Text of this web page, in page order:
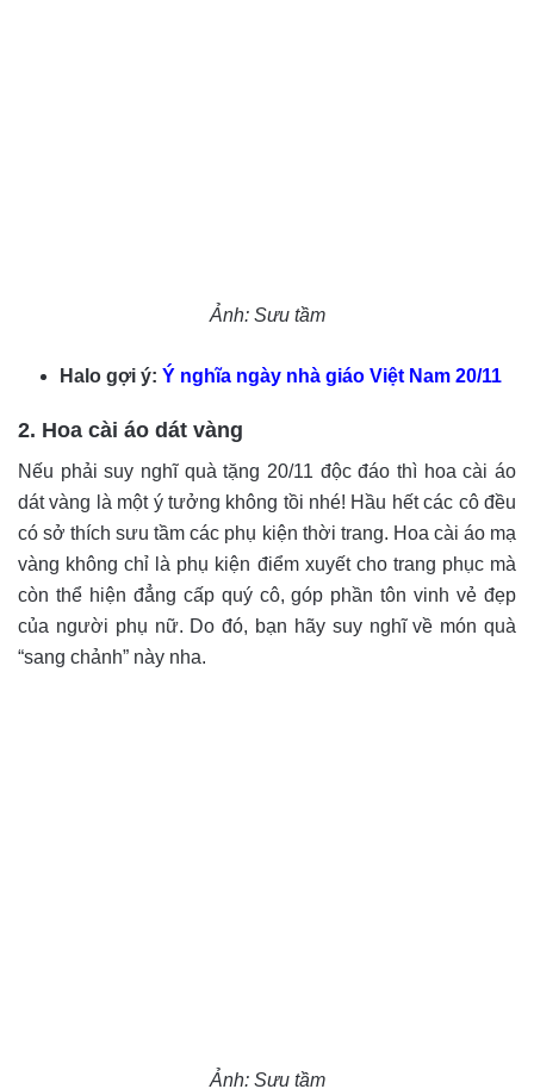
Ảnh: Sưu tầm
Halo gợi ý: Ý nghĩa ngày nhà giáo Việt Nam 20/11
2. Hoa cài áo dát vàng
Nếu phải suy nghĩ quà tặng 20/11 độc đáo thì hoa cài áo
dát vàng là một ý tưởng không tồi nhé! Hầu hết các cô đều
có sở thích sưu tầm các phụ kiện thời trang. Hoa cài áo mạ
vàng không chỉ là phụ kiện điểm xuyết cho trang phục mà
còn thể hiện đẳng cấp quý cô, góp phần tôn vinh vẻ đẹp
của người phụ nữ. Do đó, bạn hãy suy nghĩ về món quà
“sang chảnh” này nha.
Ảnh: Sưu tầm